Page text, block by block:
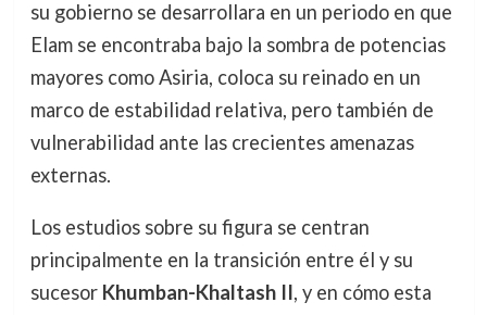
su gobierno se desarrollara en un periodo en que
Elam se encontraba bajo la sombra de potencias
mayores como Asiria, coloca su reinado en un
marco de estabilidad relativa, pero también de
vulnerabilidad ante las crecientes amenazas
externas.
Los estudios sobre su figura se centran
principalmente en la transición entre él y su
sucesor Khumban-Khaltash II, y en cómo esta